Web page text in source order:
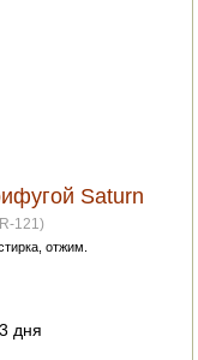
Saturn
R-121)
отжим.
дня